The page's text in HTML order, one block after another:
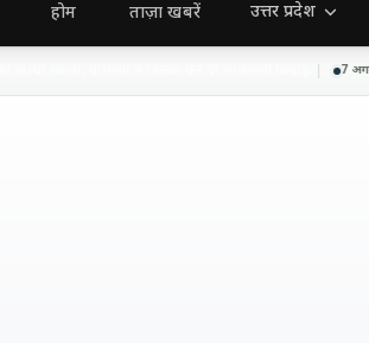
होम ताज़ा खबरें उत्तर प्रदेश
रवाना, ग्रामीणों ने तिलक कर दी भावभीनी विदाई 7 अगस्त